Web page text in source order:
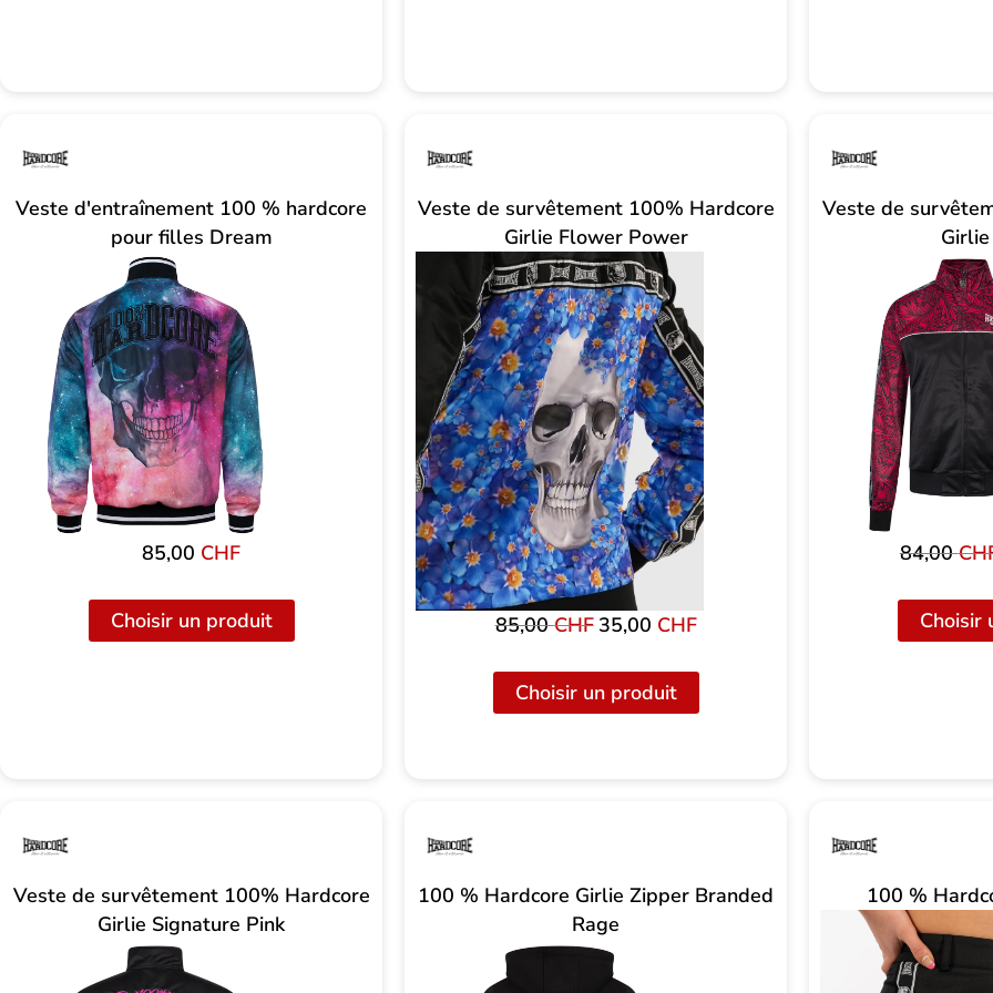
Veste d'entraînement 100 % hardcore
pour filles Dream
85,00 CHF
Choisir un produit
Veste de survêtement 100% Hardcore
Girlie Flower Power
85,00CHF Le
était
35,00 CHFLe
actuel
est
Choisir un produit
Veste de
84,00
Choisir
Veste de survêtement 100% Hardcore
Girlie Signature Pink
100 % Hardcore Girlie Zipper Branded
Rage
100 %